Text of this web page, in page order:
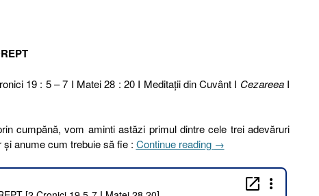
19 : 5 – 7 I Matei 28 : 20 I Meditaţii din Cuvânt I CezareeaI
cumpănă, vom aminti astăzi primul dintre cele trei adevăruri
anume cum trebuie să fie : Continue reading „271
2023.
JUDECĂTORUL
→